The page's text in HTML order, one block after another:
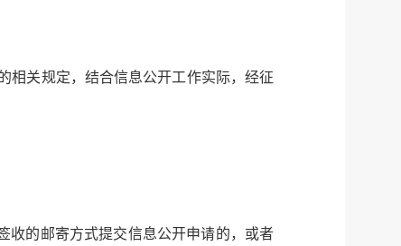
相关规定，结合信息公开工作实际，经征
收的邮寄方式提交信息公开申请的，或者